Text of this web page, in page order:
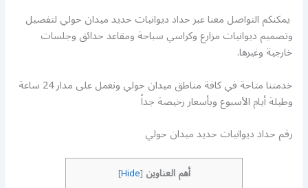
يمكنكم التواصل معنا عبر حداد ديوانيات حديد ميدان حولي لتفصيل
وتصميم ديوانيات مزارع وكراسي سباحة ومقاعد حدائق وجلسات
خارجية وغيرها.
خدمتنا متاحة في كافة مناطق ميدان حولي ونعمل على مدار 24 ساعة
وطيلة أيام الأسبوع وبأسعار رخيصة جداً
رقم حداد ديوانيات حديد ميدان حولي
أهم العناوين [
Hide
]